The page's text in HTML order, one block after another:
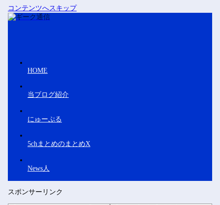
コンテンツへスキップ
HOME
当ブログ紹介
にゅーぷる
5chまとめのまとめX
News人
スポンサーリンク